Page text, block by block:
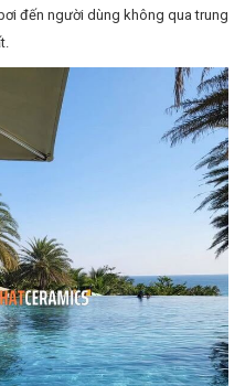
đến người dùng không qua trung